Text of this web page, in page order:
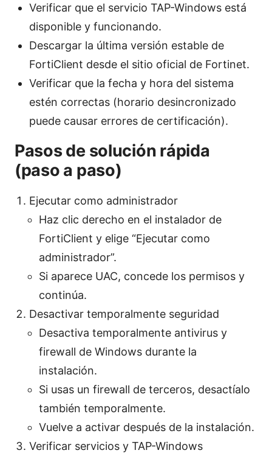
Verificar que el servicio TAP-Windows está
disponible y funcionando.
Descargar la última versión estable de
FortiClient desde el sitio oficial de Fortinet.
Verificar que la fecha y hora del sistema
estén correctas (horario desincronizado
puede causar errores de certificación).
Pasos de solución rápida
(paso a paso)
Ejecutar como administrador
Haz clic derecho en el instalador de
FortiClient y elige “Ejecutar como
administrador”.
Si aparece UAC, concede los permisos y
continúa.
Desactivar temporalmente seguridad
Desactiva temporalmente antivirus y
firewall de Windows durante la
instalación.
Si usas un firewall de terceros, desactíalo
también temporalmente.
Vuelve a activar después de la instalación.
Verificar servicios y TAP-Windows